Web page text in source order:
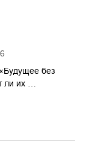
без
ли их …